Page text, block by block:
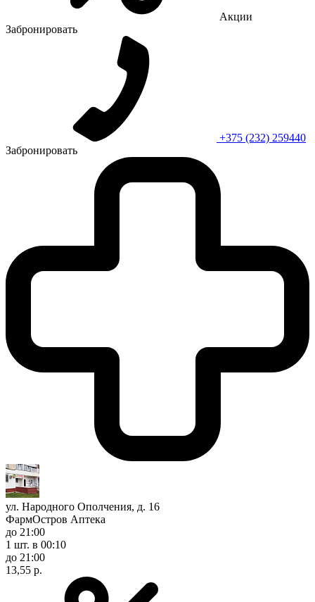
Акции
Забронировать
+375 (232) 259440
Забронировать
ул. Народного Ополчения, д. 16
ФармОстров Аптека
до 21:00
1 шт. в 00:10
до 21:00
13,55 р.